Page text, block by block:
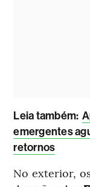
Leia também:
emergentes
retornos
No exterior,